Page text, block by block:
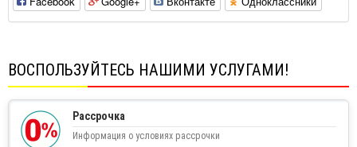
ВОСПОЛЬЗУЙТЕСЬ НАШИМИ УСЛУГАМИ!
Рассрочка
Информация о условиях рассрочки